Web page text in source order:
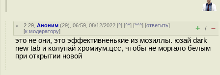
2.29 ,Аноним (29), 06:59, 08/12/2022 [^] [^^] [^^^] [ответить]
[к модератору] + / –
это не они, это эффективненькие из мозиллы. юзай dark
new tab и колупай хромиум.цсс, чтобы не моргало белым
при открытии новой